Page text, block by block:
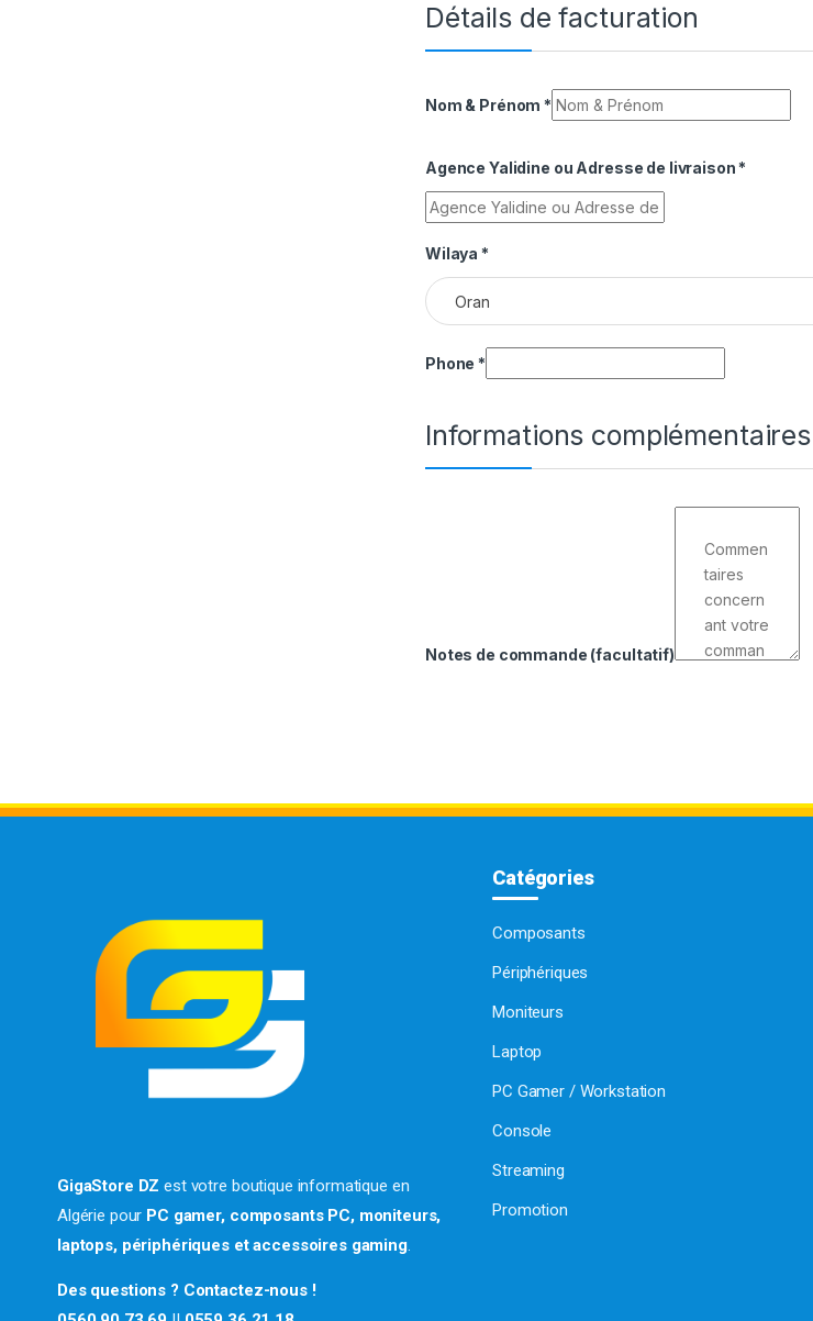
Détails de facturation
Nom & Prénom *
Agence Yalidine ou Adresse de livraison *
Wilaya *
Oran
Phone *
Informations complémentaires
Notes de commande (facultatif)
GigaStore DZ est votre boutique informatique en
Algérie pour PC gamer, composants PC, moniteurs,
laptops, périphériques et accessoires gaming.
Des questions ? Contactez-nous !
Catégories
Composants
Périphériques
Moniteurs
Laptop
PC Gamer / Workstation
Console
Streaming
Promotion